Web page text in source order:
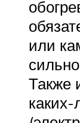
или
Также